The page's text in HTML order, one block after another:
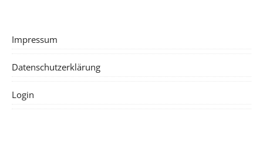
Impressum
Datenschutzerklärung
Login